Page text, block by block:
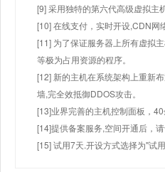
[9] 采用独特的第六代高级虚拟主
[10] 在线支付，实时开设,CDN网
[11] 为了保证服务器上所有虚拟
等极为占用资源的程序。
[12] 新的主机在系统架构上重新
墙,完全效抵御DDOS攻击。
[13]业界完善的主机控制面板，
[14]提供备案服务,空间开通后，请
[15] 试用7天.开设方式选择为"试用